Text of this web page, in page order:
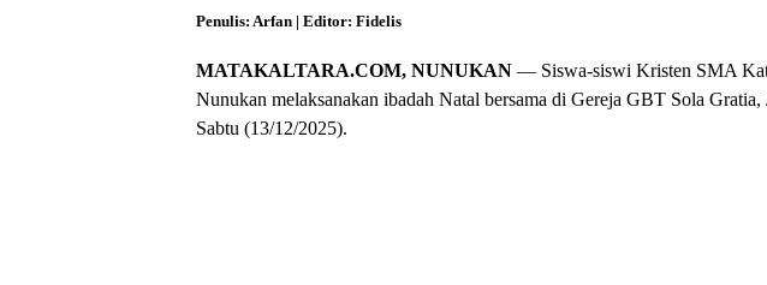
Penulis: Arfan | Editor: Fidelis
MATAKALTARA.COM, NUNUKAN — Siswa-siswi Kristen SMA
Nunukan melaksanakan ibadah Natal bersama di Gereja GBT Sola
Sabtu (13/12/2025).